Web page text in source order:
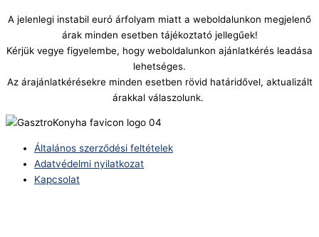
A jelenlegi instabil euró árfolyam miatt a weboldalunkon megjelenő
árak minden esetben tájékoztató jellegűek!
Kérjük vegye figyelembe, hogy weboldalunkon ajánlatkérés leadása
lehetséges.
Az árajánlatkérésekre minden esetben rövid határidővel, aktualizált
árakkal válaszolunk.
Általános szerződési feltételek
Adatvédelmi nyilatkozat
Kapcsolat